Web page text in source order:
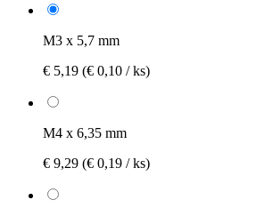
M3 x 5,7 mm
€ 5,19 (€ 0,10 / ks)
M4 x 6,35 mm
€ 9,29 (€ 0,19 / ks)